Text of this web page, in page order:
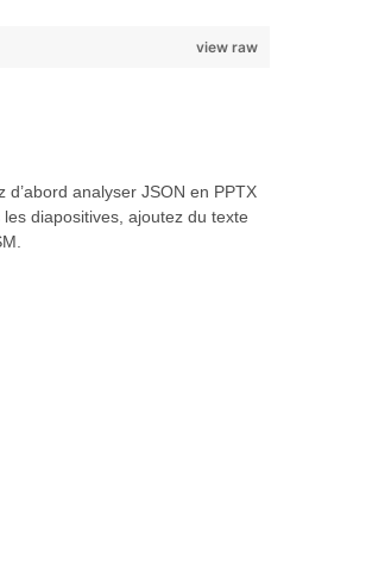
view raw
d’abord analyser JSON en PPTX
les diapositives, ajoutez du texte